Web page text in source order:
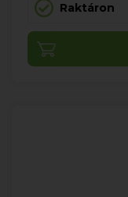
Raktáron